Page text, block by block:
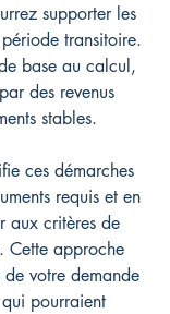
supporter les
transitoire.
base au calcul,
des revenus
stables.
ces démarches
requis et en
aux critères de
Cette approche
votre demande
pourraient